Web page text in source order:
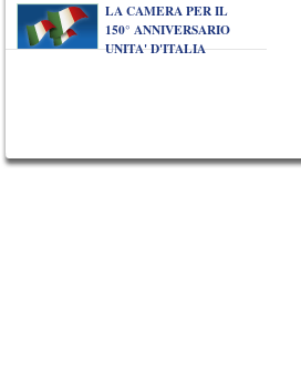
LA CAMERA PER IL
150° ANNIVERSARIO
UNITA' D'ITALIA